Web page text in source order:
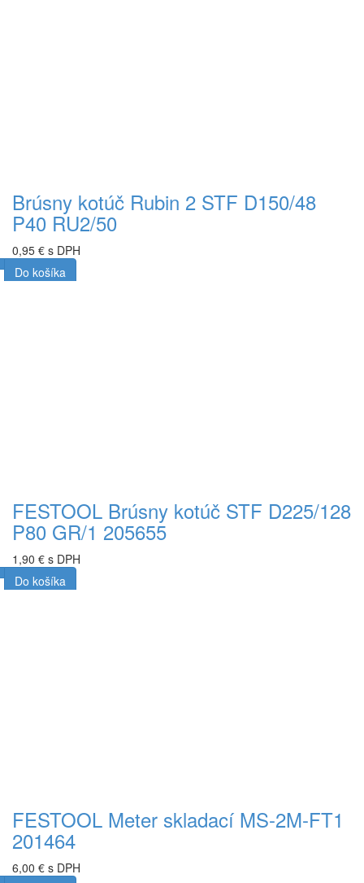
Brúsny kotúč Rubin 2 STF D150/48
P40 RU2/50
0,95 € s DPH
Do košíka
FESTOOL Brúsny kotúč STF D225/128
P80 GR/1 205655
1,90 € s DPH
Do košíka
FESTOOL Meter skladací MS-2M-FT1
201464
6,00 € s DPH